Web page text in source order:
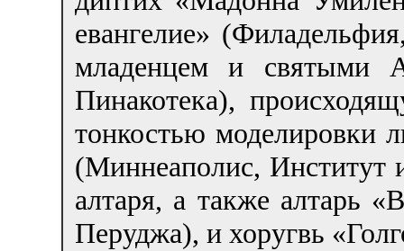
евангелие»
младенцем и святыми
Пинакотека),
тонкостью
(Миннеаполис, Институт
алтаря, а также алтарь
Перуджа), и хоругвь